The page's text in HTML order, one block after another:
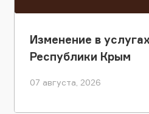
Изменение в
Республики Крым
07 августа, 2026